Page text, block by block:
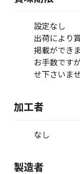
設定なし
出荷により
掲載ができ
お手数です
せ下さいませ
加工者
なし
製造者